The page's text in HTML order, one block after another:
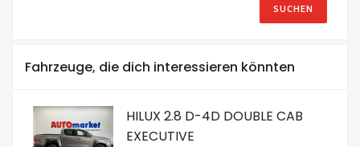
Fahrzeuge, die dich interessieren könnten
HILUX 2.8 D-4D DOUBLE CAB
EXECUTIVE